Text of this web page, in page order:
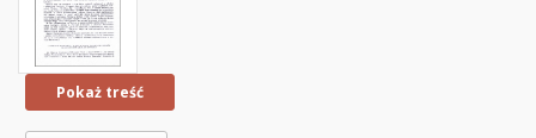
Pokaż treść